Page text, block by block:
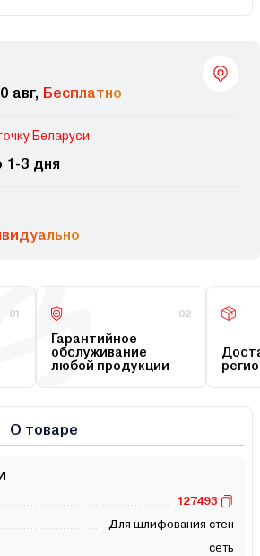
авг, Бесплатно
Беларуси
1-3 дня
01 02
Гарантийное
обслуживание
любой продукции
О товаре
127493
Для шлифования стен
сеть